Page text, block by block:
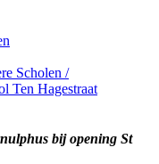
Scholen /
Ten Hagestraat
bij opening St